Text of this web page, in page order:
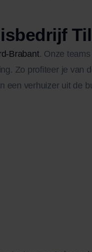
Brabant. Onze
Zo profiteer je van
een verhuizer uit de